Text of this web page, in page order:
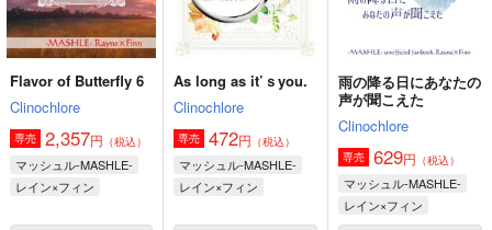
サンプル
作品詳細
サンプル サンプル
作品詳細
Flavor of Butterfly 6
Clinochlore
専売 2,357円 （税込）
マッシュル-MASHLE-
レイン×フィン
As long as it’ｓyou.
Clinochlore
専売 472円 （税込）
マッシュル-MASHLE-
レイン×フィン
雨の降る日にあなたの
声が聞こえた
Clinochlore
専売 629円 （税込）
マッシュル-MASHLE-
レイン×フィン